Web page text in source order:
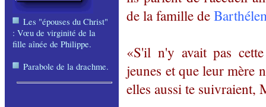
Les "épouses du Christ"
: Vœu de virginité de la
fille aînée de Philippe.
Parabole de la drachme.
de la famille de
«S'il n'y avait pas
jeunes et que leur mère
elles aussi te suivraient,